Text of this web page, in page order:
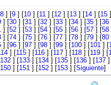
8 ] [9 ] [10 ] [11 ] [12 ] [13 ] [14 ] [15
] [30 ] [31 ] [32 ] [33 ] [34 ] [35 ] [36
] [52 ] [53 ] [54 ] [55 ] [56 ] [57 ] [58
] [74 ] [75 ] [76 ] [77 ] [78 ] [79 ] [80
] [96 ] [97 ] [98 ] [99 ] [100 ] [101 ] [
] [115 ] [116 ] [117 ] [118 ] [119 ] [
132 ] [133 ] [134 ] [135 ] [136 ] [137
150 ] [151 ] [152 ] [153 ] [Siguiente]